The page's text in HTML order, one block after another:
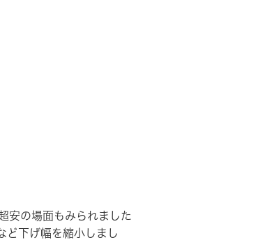
安の場面もみられました
ど下げ幅を縮小しまし